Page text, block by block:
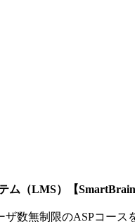
ム（LMS）【SmartBrain
数無制限のASPコース